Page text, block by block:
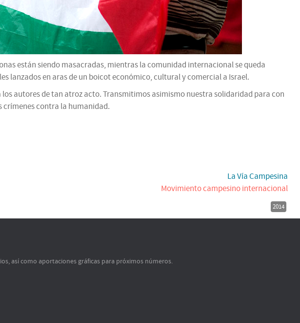
están siendo masacradas, mientras la comunidad internacional se queda
lanzados en aras de un boicot económico, cultural y comercial a Israel.
autores de tan atroz acto. Transmitimos asimismo nuestra solidaridad para con
crímenes contra la humanidad.
La Vía Campesina
Movimiento campesino internacional
2014
así como aportaciones gráficas para próximos números.